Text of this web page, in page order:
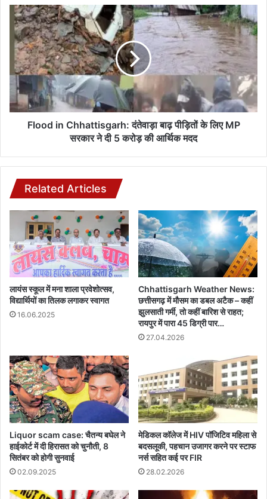
प्रधान
पाठक
रघुनाथ
राठौर
हुए
चयनित
,
क्षेत्रवासियों
ने
Flood
in
Chhattisgarh:
दंतेवाड़ा
बाढ़
पीड़ितों
के
लिए
MP
सरकार
की
आर्थिक
मदद
Flood in Chhattisgarh: दंतेवाड़ा बाढ़ पीड़ितों के लिए MP
सरकार ने दी 5 करोड़ की आर्थिक मदद
Related Articles
लायंस स्कूल में मना शाला प्रवेशोत्सव,
विद्यार्थियों का तिलक लगाकर स्वागत
16.06.2025
Chhattisgarh Weather News:
छत्तीसगढ़ में मौसम का डबल अटैक – कहीं
झुलसाती गर्मी, तो कहीं बारिश से राहत;
रायपुर में पारा 45 डिग्री पार…
27.04.2026
Liquor scam case: चैतन्य बघेल ने
हाईकोर्ट में दी हिरासत को चुनौती, 8
सितंबर को होगी सुनवाई
02.09.2025
मेडिकल कॉलेज में HIV पॉजिटिव महिला से
बदसलूकी, पहचान उजागर करने पर स्टाफ
नर्स सहित कई पर FIR
28.02.2026